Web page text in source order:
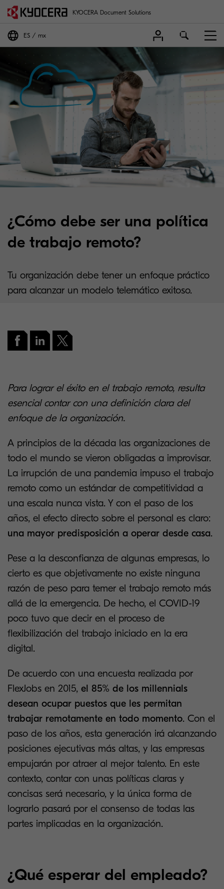
KYOCERA Document Solutions
ES mx
¿Cómo debe ser una política
de trabajo remoto?
Tu organización debe tener un enfoque práctico
para alcanzar un modelo telemático exitoso.
Para lograr el éxito en el trabajo remoto, resulta
esencial contar con una definición clara del
enfoque de la organización.
A principios de la década las organizaciones de
todo el mundo se vieron obligadas a improvisar.
La irrupción de una pandemia impuso el trabajo
remoto como un estándar de competitividad a
una escala nunca vista. Y con el paso de los
años, el efecto directo sobre el personal es claro:
una mayor predisposición a operar desde casa.
Pese a la desconfianza de algunas empresas, lo
cierto es que objetivamente no existe ninguna
razón de peso para temer el trabajo remoto más
allá de la emergencia. De hecho, el COVID-19
poco tuvo que decir en el proceso de
flexibilización del trabajo iniciado en la era
digital.
De acuerdo con una encuesta realizada por
FlexJobs en 2015, el 85% de los millennials
desean ocupar puestos que les permitan
trabajar remotamente en todo momento. Con el
paso de los años, esta generación irá alcanzando
posiciones ejecutivas más altas, y las empresas
empujarán por atraer al mejor talento. En este
contexto, contar con unas políticas claras y
concisas será necesario, y la única forma de
lograrlo pasará por el consenso de todas las
partes implicadas en la organización.
¿Qué esperar del empleado?